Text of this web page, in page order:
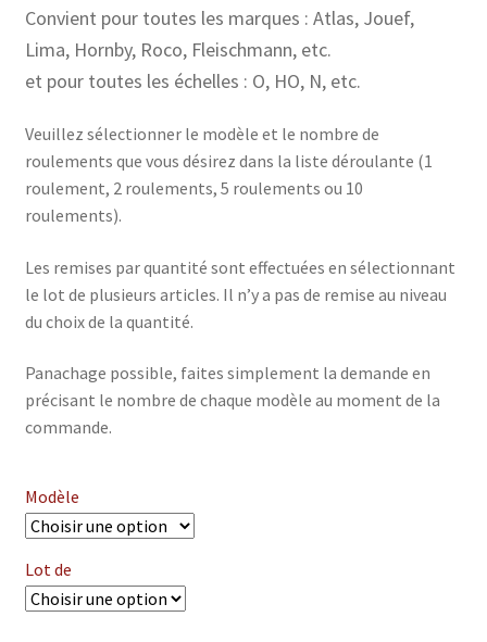
Convient pour toutes les marques : Atlas, Jouef,
Lima, Hornby, Roco, Fleischmann, etc.
et pour toutes les échelles : O, HO, N, etc.
Veuillez sélectionner le modèle et le nombre de
roulements que vous désirez dans la liste déroulante (1
roulement, 2 roulements, 5 roulements ou 10
roulements).
Les remises par quantité sont effectuées en sélectionnant
le lot de plusieurs articles. Il n’y a pas de remise au niveau
du choix de la quantité.
Panachage possible, faites simplement la demande en
précisant le nombre de chaque modèle au moment de la
commande.
Modèle
Lot de